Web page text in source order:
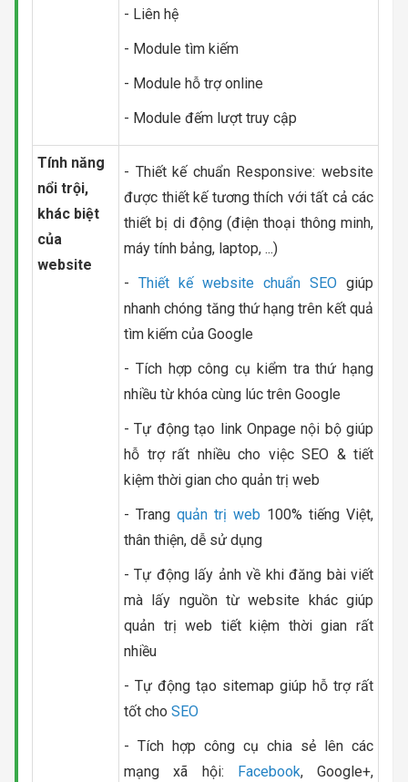
- Liên hệ
- Module tìm kiếm
- Module hỗ trợ online
- Module đếm lượt truy cập
Tính năng
nổi trội,
khác biệt
của
website
- Thiết kế chuẩn Responsive: website
được thiết kế tương thích với tất cả các
thiết bị di động (điện thoại thông minh,
máy tính bảng, laptop, ...)
- Thiết kế website chuẩn SEO giúp
nhanh chóng tăng thứ hạng trên kết quả
tìm kiếm của Google
- Tích hợp công cụ kiểm tra thứ hạng
nhiều từ khóa cùng lúc trên Google
- Tự động tạo link Onpage nội bộ giúp
hỗ trợ rất nhiều cho việc SEO & tiết
kiệm thời gian cho quản trị web
- Trang quản trị web 100% tiếng Việt,
thân thiện, dễ sử dụng
- Tự động lấy ảnh về khi đăng bài viết
mà lấy nguồn từ website khác giúp
quản trị web tiết kiệm thời gian rất
nhiều
- Tự động tạo sitemap giúp hỗ trợ rất
tốt cho SEO
- Tích hợp công cụ chia sẻ lên các
mạng xã hội: Facebook, Google+,